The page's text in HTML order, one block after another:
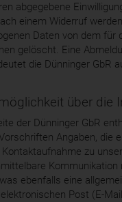
abgegebene
einem Widerruf
Daten von dem für
gelöscht. Eine
die Dünninger GbR
über die
der Dünninger GbR
Angaben, die
zu
Kommunikation
ebenfalls eine
Post (E-